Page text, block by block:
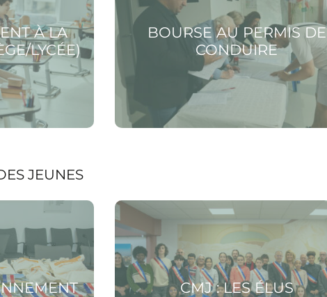
À LA
LYCÉE)
BOURSE AU PERMIS DE
CONDUIRE
JEUNES
CMJ : LES ÉLUS
Voir la page CMJ : les élus